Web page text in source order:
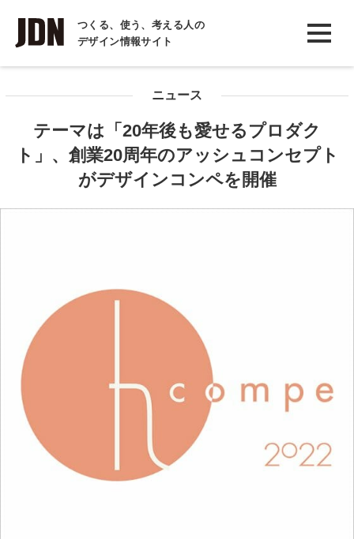
つくる、使う、考える人の
デザイン情報サイト
INTERVIEW
インタビュー
COLUMN
コラム
ニュース
テーマは「20年後も愛せるプロダク
ト」、創業20周年のアッシュコンセプト
がデザインコンペを開催